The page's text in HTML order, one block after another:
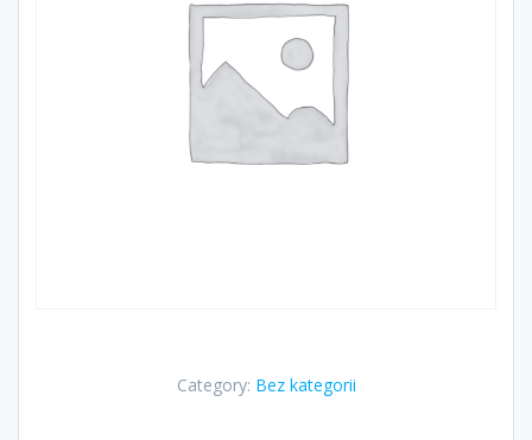
Category: Bez kategorii